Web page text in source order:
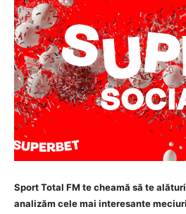
Sport Total FM te cheamă să te
analizăm cele mai interesante